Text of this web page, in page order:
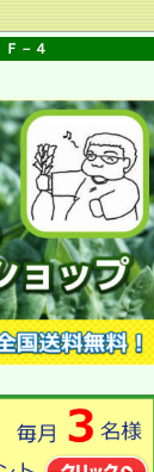
－４